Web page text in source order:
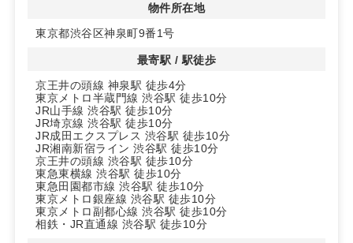
集患力の醸成に役立ちます。
1階約70.27㎡（入居時期：2027年1月7日）、3階約92.36
㎡（即日）。ガラスウォールの開放感とエレベーターで来
計画に適したスケールです。
◆設備・契約条件
機械式駐車場10台に加え身障者用1台あり（サイズ制限
有）。定期借家2年（再契約応相談）、管理費込、礼金・
償却なし。保証会社利用により敷金を抑えられる場合があ
ります。
詳細はお問い合わせください。
物件所在地
東京都渋谷区神泉町9番1号
最寄駅 / 駅徒歩
京王井の頭線 神泉駅 徒歩4分
東京メトロ半蔵門線 渋谷駅 徒歩10分
JR山手線 渋谷駅 徒歩10分
JR埼京線 渋谷駅 徒歩10分
JR成田エクスプレス 渋谷駅 徒歩10分
JR湘南新宿ライン 渋谷駅 徒歩10分
京王井の頭線 渋谷駅 徒歩10分
東急東横線 渋谷駅 徒歩10分
東急田園都市線 渋谷駅 徒歩10分
東京メトロ銀座線 渋谷駅 徒歩10分
東京メトロ副都心線 渋谷駅 徒歩10分
相鉄・JR直通線 渋谷駅 徒歩10分